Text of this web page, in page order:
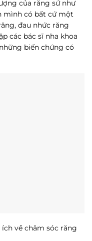
của răng sứ như
mình có bất cứ một
đau nhức răng
các bác sĩ nha khoa
biến chứng có
về chăm sóc răng